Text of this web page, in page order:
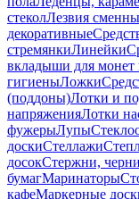
стеколЛезвия
декоративные
стремянкиЛинейки
вкладыши для
гигиеныЛожки
(поддоны)Лотки и
напряженияЛотки
фужерыЛупы
доскиСтеллажи
досокСтержни,
бумагМаринаторы
кафеМаркерные